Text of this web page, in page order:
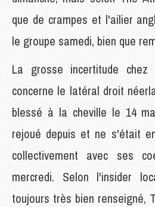
que de crampes et l'ailier
le groupe samedi, bien que
La grosse incertitude chez
concerne le latéral droit
blessé à la cheville le 14
rejoué depuis et ne s'était
collectivement avec ses
mercredi. Selon l'insider
toujours très bien renseigné,